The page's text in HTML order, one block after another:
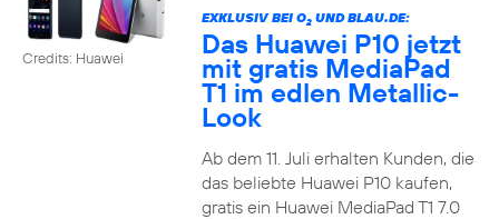
Credits: Huawei
EXKLUSIV BEI O2UND BLAU.DE:
Das Huawei P10 jetzt
mit gratis MediaPad
T1 im edlen Metallic-
Look
Ab dem 11. Juli erhalten Kunden, die
das beliebte Huawei P10 kaufen,
gratis ein Huawei MediaPad T1 7.0